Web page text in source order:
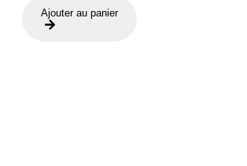
Lemon
Ajouter au panier